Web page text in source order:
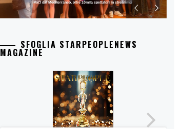
Voci dal Mediterraneo, oltre 10mila spettatori in streaming
SFOGLIA STARPEOPLENEWS
MAGAZINE